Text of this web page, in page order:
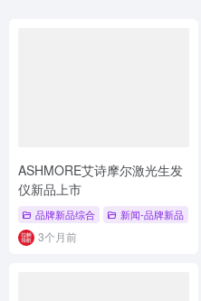
ASHMORE艾诗摩尔激光生发
仪新品上市
品牌新品综合 新闻-品牌新品
3个月前